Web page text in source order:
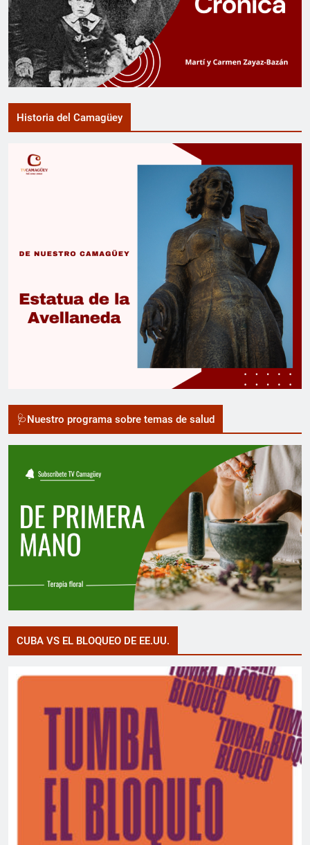
Historia del Camagüey
🩺Nuestro programa sobre temas de salud
CUBA VS EL BLOQUEO DE EE.UU.